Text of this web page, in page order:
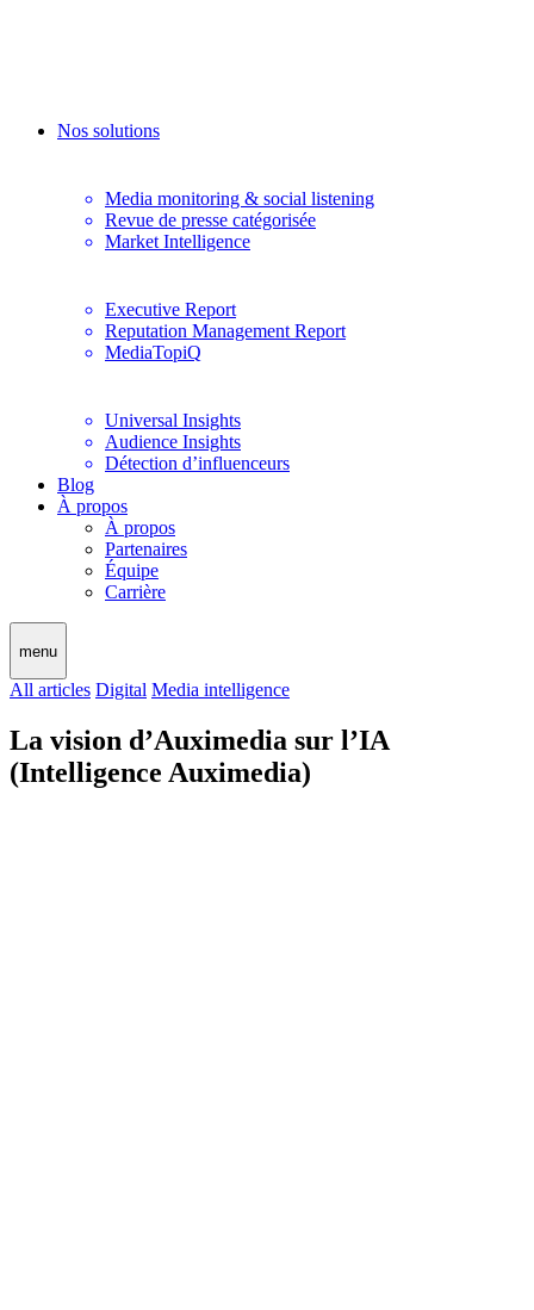
Nos solutions
Media monitoring & social listening
Revue de presse catégorisée
Market Intelligence
Executive Report
Reputation Management Report
MediaTopiQ
Universal Insights
Audience Insights
Détection d’influenceurs
Blog
À propos
À propos
Partenaires
Équipe
Carrière
menu
All articles Digital Media intelligence
La vision d’Auximedia sur l’IA
(Intelligence Auximedia)